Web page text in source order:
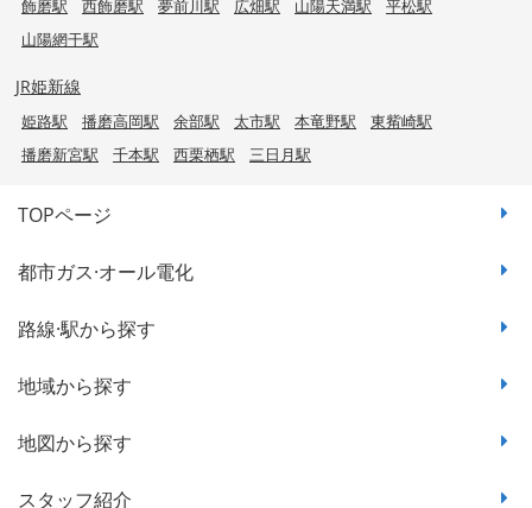
飾磨駅 西飾磨駅 夢前川駅 広畑駅 山陽天満駅
平松駅
山陽網干駅
JR姫新線
姫路駅 播磨高岡駅 余部駅 太市駅 本竜野駅
東觜崎駅
播磨新宮駅
千本駅 西栗栖駅 三日月駅
TOPページ
都市ガス·オール電化
路線·駅から探す
地域から探す
地図から探す
スタッフ紹介